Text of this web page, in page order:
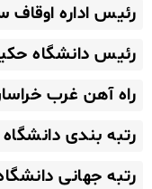
رئیس اداره اوقاف
رئیس دانشگاه
راه آهن غرب
رتبه بندی
رتبه جهانی